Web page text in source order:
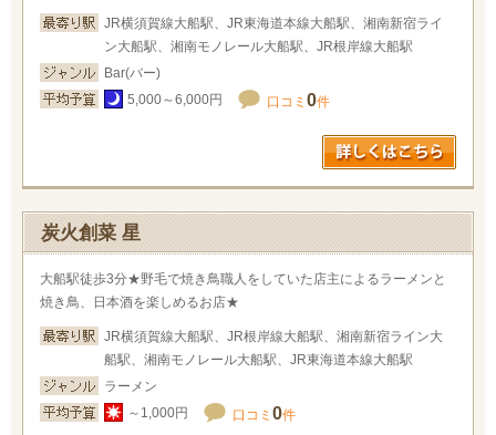
JR横須賀線大船駅、JR東海道本線大船駅、湘南新宿ライ
ン大船駅、湘南モノレール大船駅、JR根岸線大船駅
Bar(バー)
5,000～6,000円
口コミ 0件
炭火創菜 星
大船駅徒歩3分★野毛で焼き鳥職人をしていた店主によるラーメンと
焼き鳥、日本酒を楽しめるお店★
JR横須賀線大船駅、JR根岸線大船駅、湘南新宿ライン大
船駅、湘南モノレール大船駅、JR東海道本線大船駅
ラーメン
～1,000円
口コミ 0件